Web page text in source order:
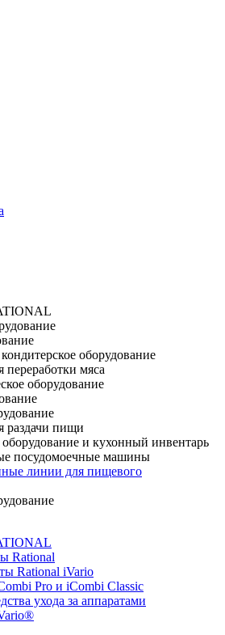
оборудование
переработки мяса
оборудование
раздачи пищи
и кухонный инвентарь
посудомоечные машины
линии для пищевого
Rational
Rational iVario
Pro и iCombi Classic
ухода за аппаратами